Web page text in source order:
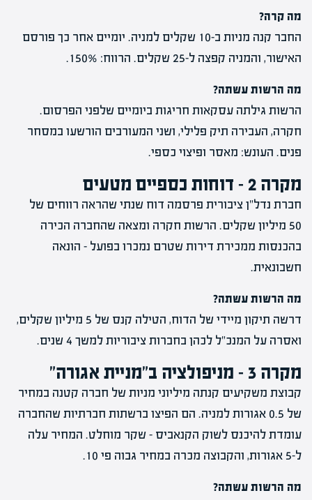
מה קרה?
החבר קנה מניות ב-10 שקלים למניה. יומיים אחר כך פורסם
האישור, והמניה קפצה ל-25 שקלים. הרווח: 150%.
מה הרשות עשתה?
הרשות גילתה עסקאות חריגות ביומיים שלפני הפרסום.
חקרה, העבירה תיק פלילי, ושני המעורבים הורשעו במסחר
פנים. העונש: מאסר ופיצוי כספי.
מקרה 2 – דוחות כספיים מטעים
חברת נדל"ן ציבורית פרסמה דוח שנתי שהראה רווחים של
50 מיליון שקלים. הרשות חקרה ומצאה שהחברה הכירה
בהכנסות ממכירת דירות שטרם נמכרו בפועל – הונאה
חשבונאית.
מה הרשות עשתה?
דרשה תיקון מיידי של הדוח, הטילה קנס של 5 מיליון שקלים,
ואסרה על המנכ"ל לכהן בחברות ציבוריות למשך 4 שנים.
מקרה 3 – מניפולציה ב"מניית אגורה"
קבוצת משקיעים קנתה מיליוני מניות של חברה קטנה במחיר
של 0.5 אגורות למניה. הם הפיצו ברשתות חברתיות שהחברה
עומדת להיכנס לשוק הקנאביס – שקר מוחלט. המחיר עלה
ל-5 אגורות, והקבוצה מכרה במחיר גבוה פי 10.
מה הרשות עשתה?